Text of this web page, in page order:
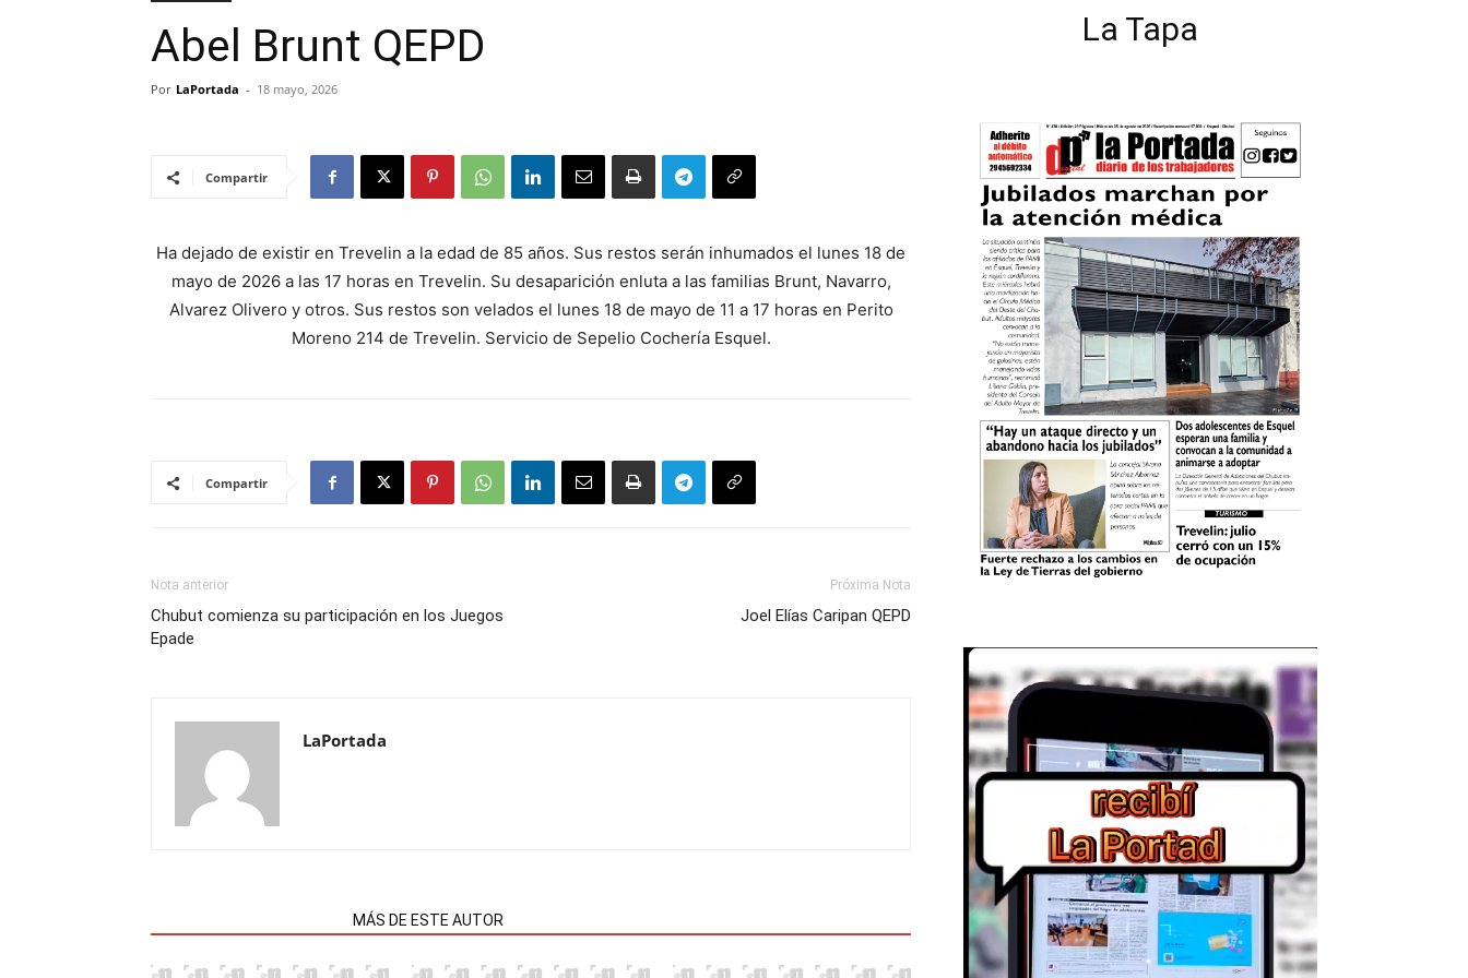
Abel Brunt QEPD
Por LaPortada - 18 mayo, 2026
Compartir
Ha dejado de existir en Trevelin a la edad de 85 años. Sus restos serán inhumados el lunes 18 de
mayo de 2026 a las 17 horas en Trevelin. Su desaparición enluta a las familias Brunt, Navarro,
Alvarez Olivero y otros. Sus restos son velados el lunes 18 de mayo de 11 a 17 horas en Perito
Moreno 214 de Trevelin. Servicio de Sepelio Cochería Esquel.
Compartir
Nota anterior
Chubut comienza su participación en los Juegos
Epade
Próxima Nota
Joel Elías Caripan QEPD
LaPortada
MÁS DE ESTE AUTOR
La Tapa